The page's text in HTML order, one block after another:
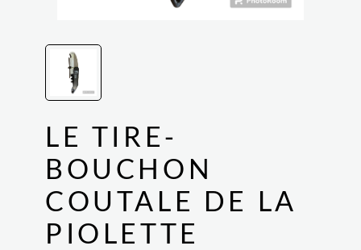
LE TIRE-
BOUCHON
COUTALE DE LA
PIOLETTE